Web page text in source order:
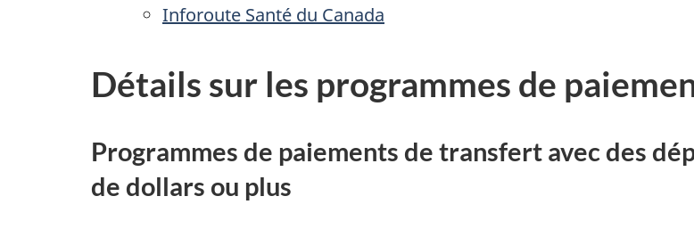
Inforoute Santé du Canada
Détails sur les programmes de
Programmes de paiements de transfert avec des
de dollars ou plus